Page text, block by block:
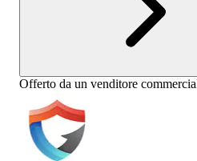
Offerto da un venditore